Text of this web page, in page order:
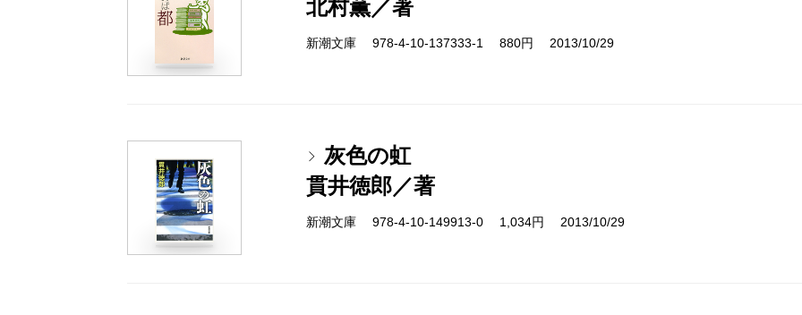
北村薫／著
新潮文庫 978-4-10-137333-1 880円 2013/10/29
灰色の虹
貫井徳郎／著
新潮文庫 978-4-10-149913-0 1,034円 2013/10/29